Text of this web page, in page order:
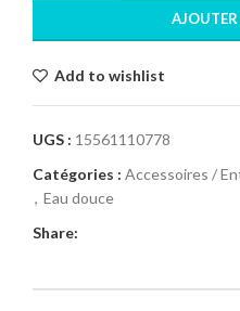
AJOUTER
Add to wishlist
UGS : 15561110778
Catégories : Accessoires /
, Eau douce
Share: